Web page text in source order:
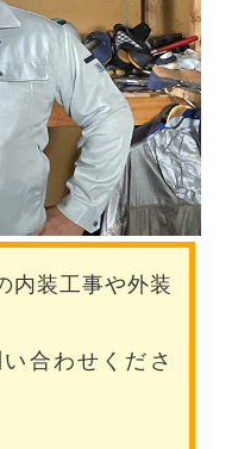
内装工事や外装
合わせくださ